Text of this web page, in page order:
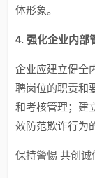
体形象。
4. 强化企业内部
企业应建立健全
聘岗位的职责和
和考核管理；建
效防范欺诈行为
保持警惕 共创诚